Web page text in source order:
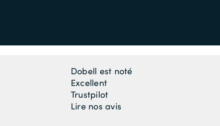
Dobell est noté
Excellent
Trustpilot
Lire nos avis